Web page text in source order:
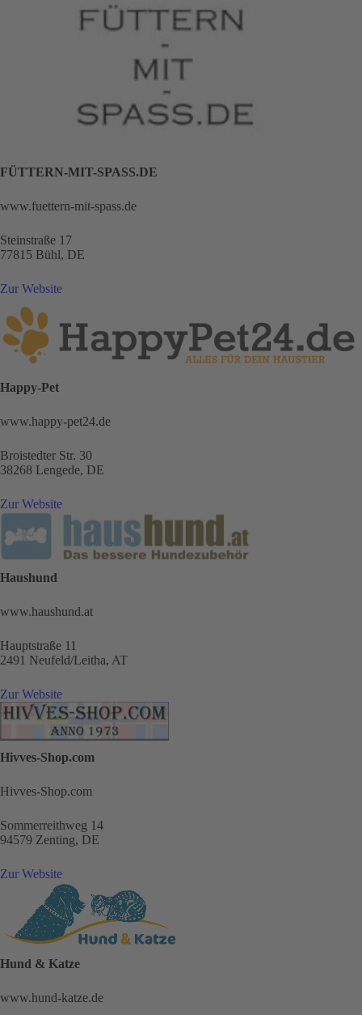
FÜTTERN-MIT-SPASS.DE
www.fuettern-mit-spass.de
Steinstraße 17
77815 Bühl, DE
Zur Website
Happy-Pet
www.happy-pet24.de
Broistedter Str. 30
38268 Lengede, DE
Zur Website
Haushund
www.haushund.at
Hauptstraße 11
2491 Neufeld/Leitha, AT
Zur Website
Hivves-Shop.com
Hivves-Shop.com
Sommerreithweg 14
94579 Zenting, DE
Zur Website
Hund & Katze
www.hund-katze.de